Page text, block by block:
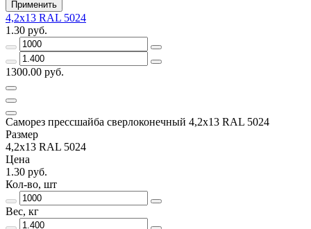
Применить
4,2х13 RAL 5024
1.30 руб.
1300.00 руб.
Саморез прессшайба сверлоконечный 4,2х13 RAL 5024
Размер
4,2х13 RAL 5024
Цена
1.30 руб.
Кол-во, шт
Вес, кг